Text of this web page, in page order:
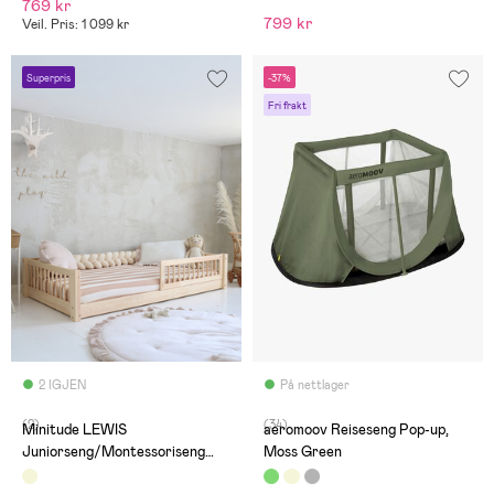
769 kr
Veil. Pris: 1 099 kr 799 kr
Superpris
2 IGJEN
(2)
Minitude LEWIS
Juniorseng/Montessoriseng
80x160, Nature
-37%
Fri frakt
På nettlager
(34)
aeromoov Reiseseng Pop-up,
Moss Green